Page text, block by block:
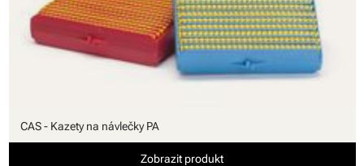
CAS - Kazety na návlečky PA
Zobrazit produkt